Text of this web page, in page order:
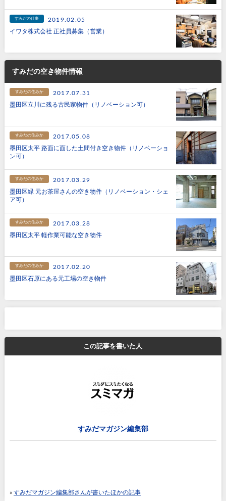
すみだの仕事
2019.02.05
イワタ株式会社 正社員募集（営業）
すみだの空き物件情報
すみだの住みか
2017.07.31
墨田区立川に残る古民家物件（リノベーション可）
すみだの住みか
2017.05.08
墨田区太平 路面に面した土間付き空き物件（リノベーショ
ン可）
すみだの住みか
2017.03.29
墨田区緑 元お茶屋さんの空き物件（リノベーション・シェ
ア可）
すみだの住みか
2017.03.28
墨田区太平 軽作業可能な空き物件
すみだの住みか
2017.02.20
墨田区石原にある元工場の空き物件
この記事を書いた人
すみだマガジン編集部
» すみだマガジン編集部さんが書いたほかの記事